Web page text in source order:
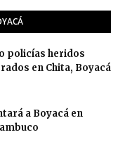
policías heridos
en Chita, Boyacá
a Boyacá en